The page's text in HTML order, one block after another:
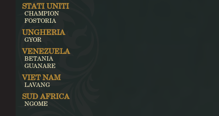
STATI UNITI
CHAMPION
FOSTORIA
UNGHERIA
GYOR
VENEZUELA
BETANIA
GUANARE
VIET NAM
LAVANG
SUD AFRICA
NGOME